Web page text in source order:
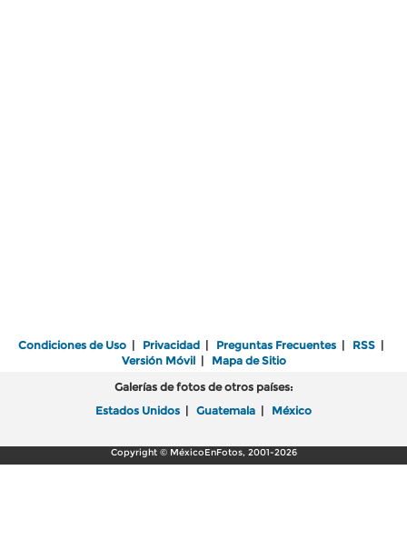
Condiciones de Uso | Privacidad | Preguntas Frecuentes | RSS |
Versión Móvil| Mapa de Sitio
Galerías de fotos de otros países:
Estados Unidos | Guatemala | México
Copyright © MéxicoEnFotos, 2001-2026